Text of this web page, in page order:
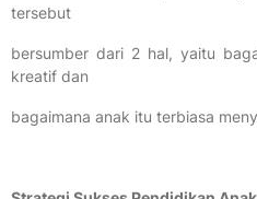
tersebut
bersumber dari 2 hal, yaitu
kreatif dan
bagaimana anak itu terbiasa